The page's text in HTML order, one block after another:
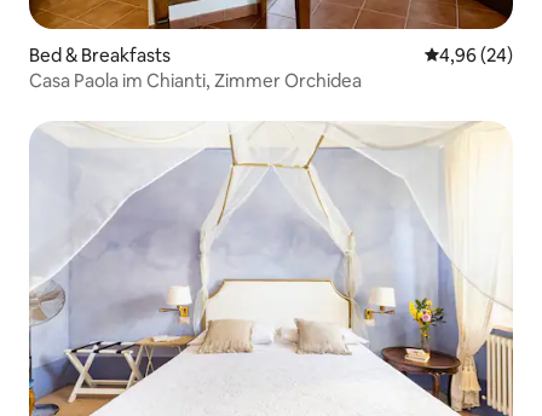
Bed & Breakfasts
4,96 (24)
Casa Paola im Chianti, Zimmer Orchidea